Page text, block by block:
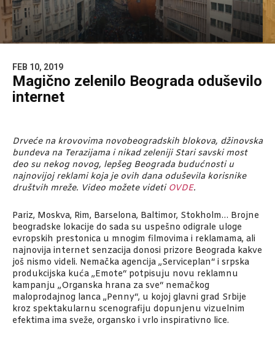
FEB 10, 2019
Magično zelenilo Beograda oduševilo
internet
Drveće na krovovima novobeogradskih blokova, džinovska
bundeva na Terazijama i nikad zeleniji Stari savski most
deo su nekog novog, lepšeg Beograda budućnosti u
najnovijoj reklami koja je ovih dana oduševila korisnike
društvih mreže. Video možete videti OVDE.
Pariz, Moskva, Rim, Barselona, Baltimor, Stokholm… Brojne
beogradske lokacije do sada su uspešno odigrale uloge
evropskih prestonica u mnogim filmovima i reklamama, ali
najnovija internet senzacija donosi prizore Beograda kakve
još nismo videli. Nemačka agencija „Serviceplan“ i srpska
produkcijska kuća „Emote“ potpisuju novu reklamnu
kampanju „Organska hrana za sve“ nemačkog
maloprodajnog lanca „Penny“, u kojoj glavni grad Srbije
kroz spektakularnu scenografiju dopunjenu vizuelnim
efektima ima sveže, organsko i vrlo inspirativno lice.